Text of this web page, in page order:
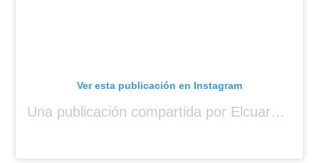
Ver esta publicación en Instagram
Una publicación compartida por Elcuara (@elcuara.25)